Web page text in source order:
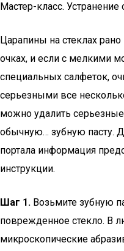
Мастер-класс.
Царапины на стеклах
очках, и если с мелкими
специальных салфеток,
серьезными все
можно удалить
обычную… зубную пасту.
портала информация
инструкции.
Шаг 1. Возьмите зубную
поврежденное стекло. В
микроскопические